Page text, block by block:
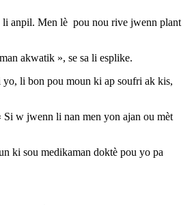
li anpil. Men lè pou nou rive jwenn plant
akwatik », se sa li esplike.
li bon pou moun ki ap soufri ak kis,
w jwenn li nan men yon ajan ou mèt
ki sou medikaman doktè pou yo pa